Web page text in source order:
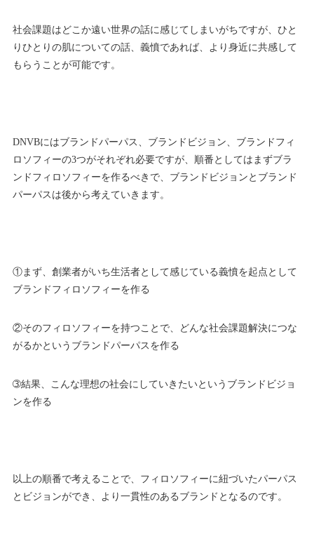
社会課題はどこか遠い世界の話に感じてしまいがちですが、ひと
りひとりの肌についての話、義憤であれば、より身近に共感して
もらうことが可能です。
DNVBにはブランドパーパス、ブランドビジョン、ブランドフィ
ロソフィーの3つがそれぞれ必要ですが、順番としてはまずブラ
ンドフィロソフィーを作るべきで、ブランドビジョンとブランド
パーパスは後から考えていきます。
①まず、創業者がいち生活者として感じている義憤を起点として
ブランドフィロソフィーを作る
②そのフィロソフィーを持つことで、どんな社会課題解決につな
がるかというブランドパーパスを作る
➂結果、こんな理想の社会にしていきたいというブランドビジョ
ンを作る
以上の順番で考えることで、フィロソフィーに紐づいたパーパス
とビジョンができ、より一貫性のあるブランドとなるのです。